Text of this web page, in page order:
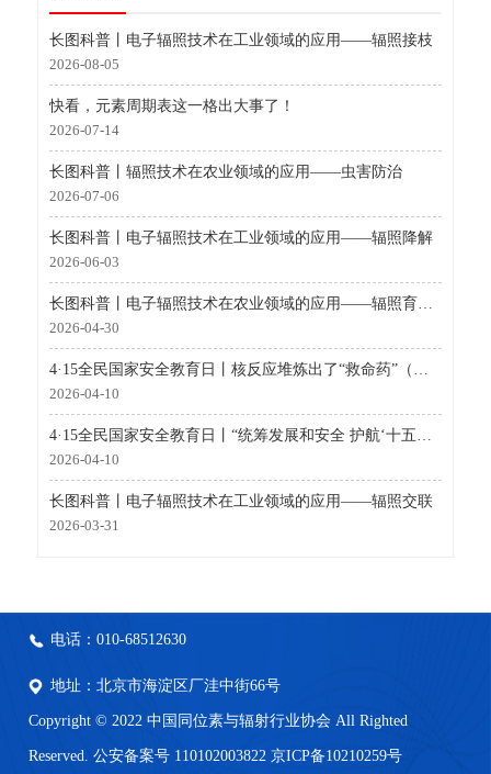
长图科普丨电子辐照技术在工业领域的应用——辐照接枝
2026-08-05
快看，元素周期表这一格出大事了！
2026-07-14
长图科普丨辐照技术在农业领域的应用——虫害防治
2026-07-06
长图科普丨电子辐照技术在工业领域的应用——辐照降解
2026-06-03
长图科普丨电子辐照技术在农业领域的应用——辐照育种（辐射诱变育种）
2026-04-30
4·15全民国家安全教育日丨核反应堆炼出了“救命药”（国家工业密码·未来篇）
2026-04-10
4·15全民国家安全教育日丨“统筹发展和安全 护航‘十五五’新征程”全民国家安全教育日核安全主场活动在深圳举办
2026-04-10
长图科普丨电子辐照技术在工业领域的应用——辐照交联
2026-03-31
电话：010-68512630
地址：北京市海淀区厂洼中街66号
Copyright © 2022 中国同位素与辐射行业协会 All Righted
Reserved. 公安备案号 110102003822京ICP备10210259号